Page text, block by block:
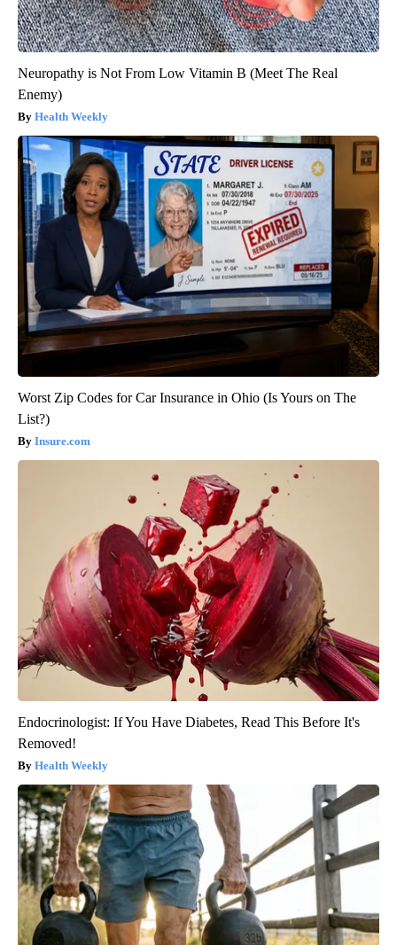
Neuropathy is Not From Low Vitamin B (Meet The Real
Enemy)
Health Weekly
Worst Zip Codes for Car Insurance in Ohio (Is Yours on The
List?)
Insure.com
Endocrinologist: If You Have Diabetes, Read This Before It's
Removed!
Health Weekly